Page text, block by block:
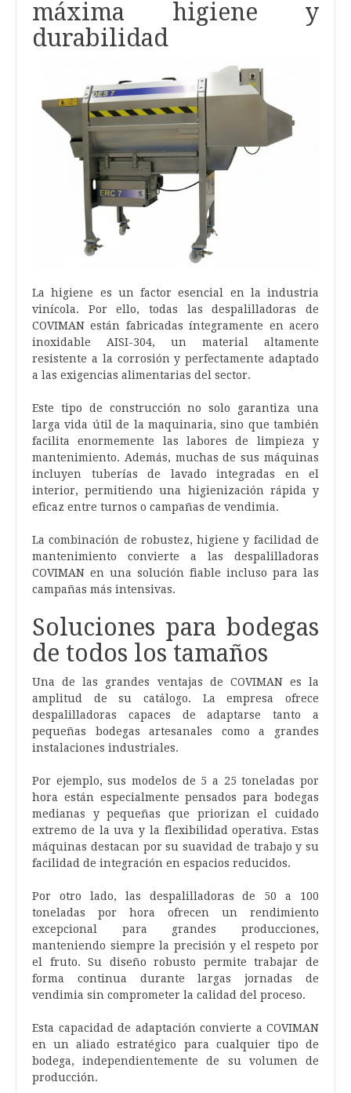
máxima higiene y
durabilidad
La higiene es un factor esencial en la industria
vinícola. Por ello, todas las despalilladoras de
COVIMAN están fabricadas íntegramente en acero
inoxidable AISI-304, un material altamente
resistente a la corrosión y perfectamente adaptado
a las exigencias alimentarias del sector.
Este tipo de construcción no solo garantiza una
larga vida útil de la maquinaria, sino que también
facilita enormemente las labores de limpieza y
mantenimiento. Además, muchas de sus máquinas
incluyen tuberías de lavado integradas en el
interior, permitiendo una higienización rápida y
eficaz entre turnos o campañas de vendimia.
La combinación de robustez, higiene y facilidad de
mantenimiento convierte a las despalilladoras
COVIMAN en una solución fiable incluso para las
campañas más intensivas.
Soluciones para bodegas
de todos los tamaños
Una de las grandes ventajas de COVIMAN es la
amplitud de su catálogo. La empresa ofrece
despalilladoras capaces de adaptarse tanto a
pequeñas bodegas artesanales como a grandes
instalaciones industriales.
Por ejemplo, sus modelos de 5 a 25 toneladas por
hora están especialmente pensados para bodegas
medianas y pequeñas que priorizan el cuidado
extremo de la uva y la flexibilidad operativa. Estas
máquinas destacan por su suavidad de trabajo y su
facilidad de integración en espacios reducidos.
Por otro lado, las despalilladoras de 50 a 100
toneladas por hora ofrecen un rendimiento
excepcional para grandes producciones,
manteniendo siempre la precisión y el respeto por
el fruto. Su diseño robusto permite trabajar de
forma continua durante largas jornadas de
vendimia sin comprometer la calidad del proceso.
Esta capacidad de adaptación convierte a COVIMAN
en un aliado estratégico para cualquier tipo de
bodega, independientemente de su volumen de
producción.